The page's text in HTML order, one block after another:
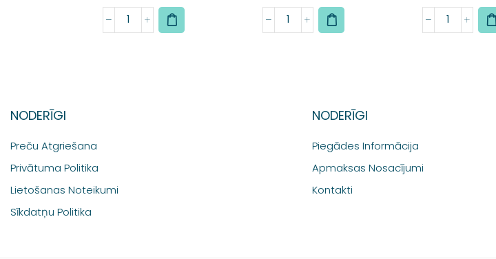
NODERĪGI
Preču Atgriešana
Privātuma Politika
Lietošanas Noteikumi
Sīkdatņu Politika
NODERĪGI
Piegādes Informācija
Apmaksas Nosacījumi
Kontakti